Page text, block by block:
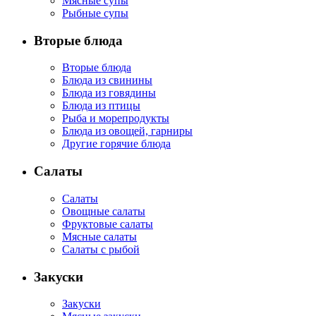
Рыбные супы
Вторые блюда
Вторые блюда
Блюда из свинины
Блюда из говядины
Блюда из птицы
Рыба и морепродукты
Блюда из овощей, гарниры
Другие горячие блюда
Салаты
Салаты
Овощные салаты
Фруктовые салаты
Мясные салаты
Салаты с рыбой
Закуски
Закуски